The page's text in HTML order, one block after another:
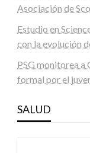
Asociación de
Estudio en
con la evolución
PSG monitorea
formal por el
SALUD